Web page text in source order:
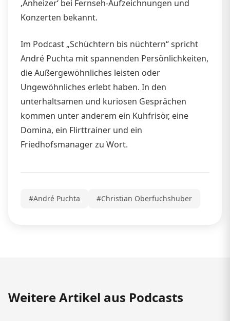
‚Anheizer‘ bei Fernseh-Aufzeichnungen und
Konzerten bekannt.
Im Podcast „Schüchtern bis nüchtern“ spricht
André Puchta mit spannenden Persönlichkeiten,
die Außergewöhnliches leisten oder
Ungewöhnliches erlebt haben. In den
unterhaltsamen und kuriosen Gesprächen
kommen unter anderem ein Kuhfrisör, eine
Domina, ein Flirttrainer und ein
Friedhofsmanager zu Wort.
#André Puchta #Christian Oberfuchshuber
Weitere Artikel aus Podcasts